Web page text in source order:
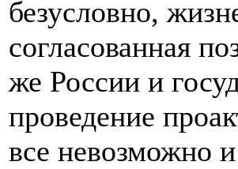
безусловно,
согласованная
же России и
проведение
все невозможно